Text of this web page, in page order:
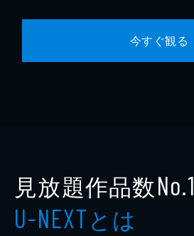
今すぐ観る
見放題作品数No.1
U-NEXTとは